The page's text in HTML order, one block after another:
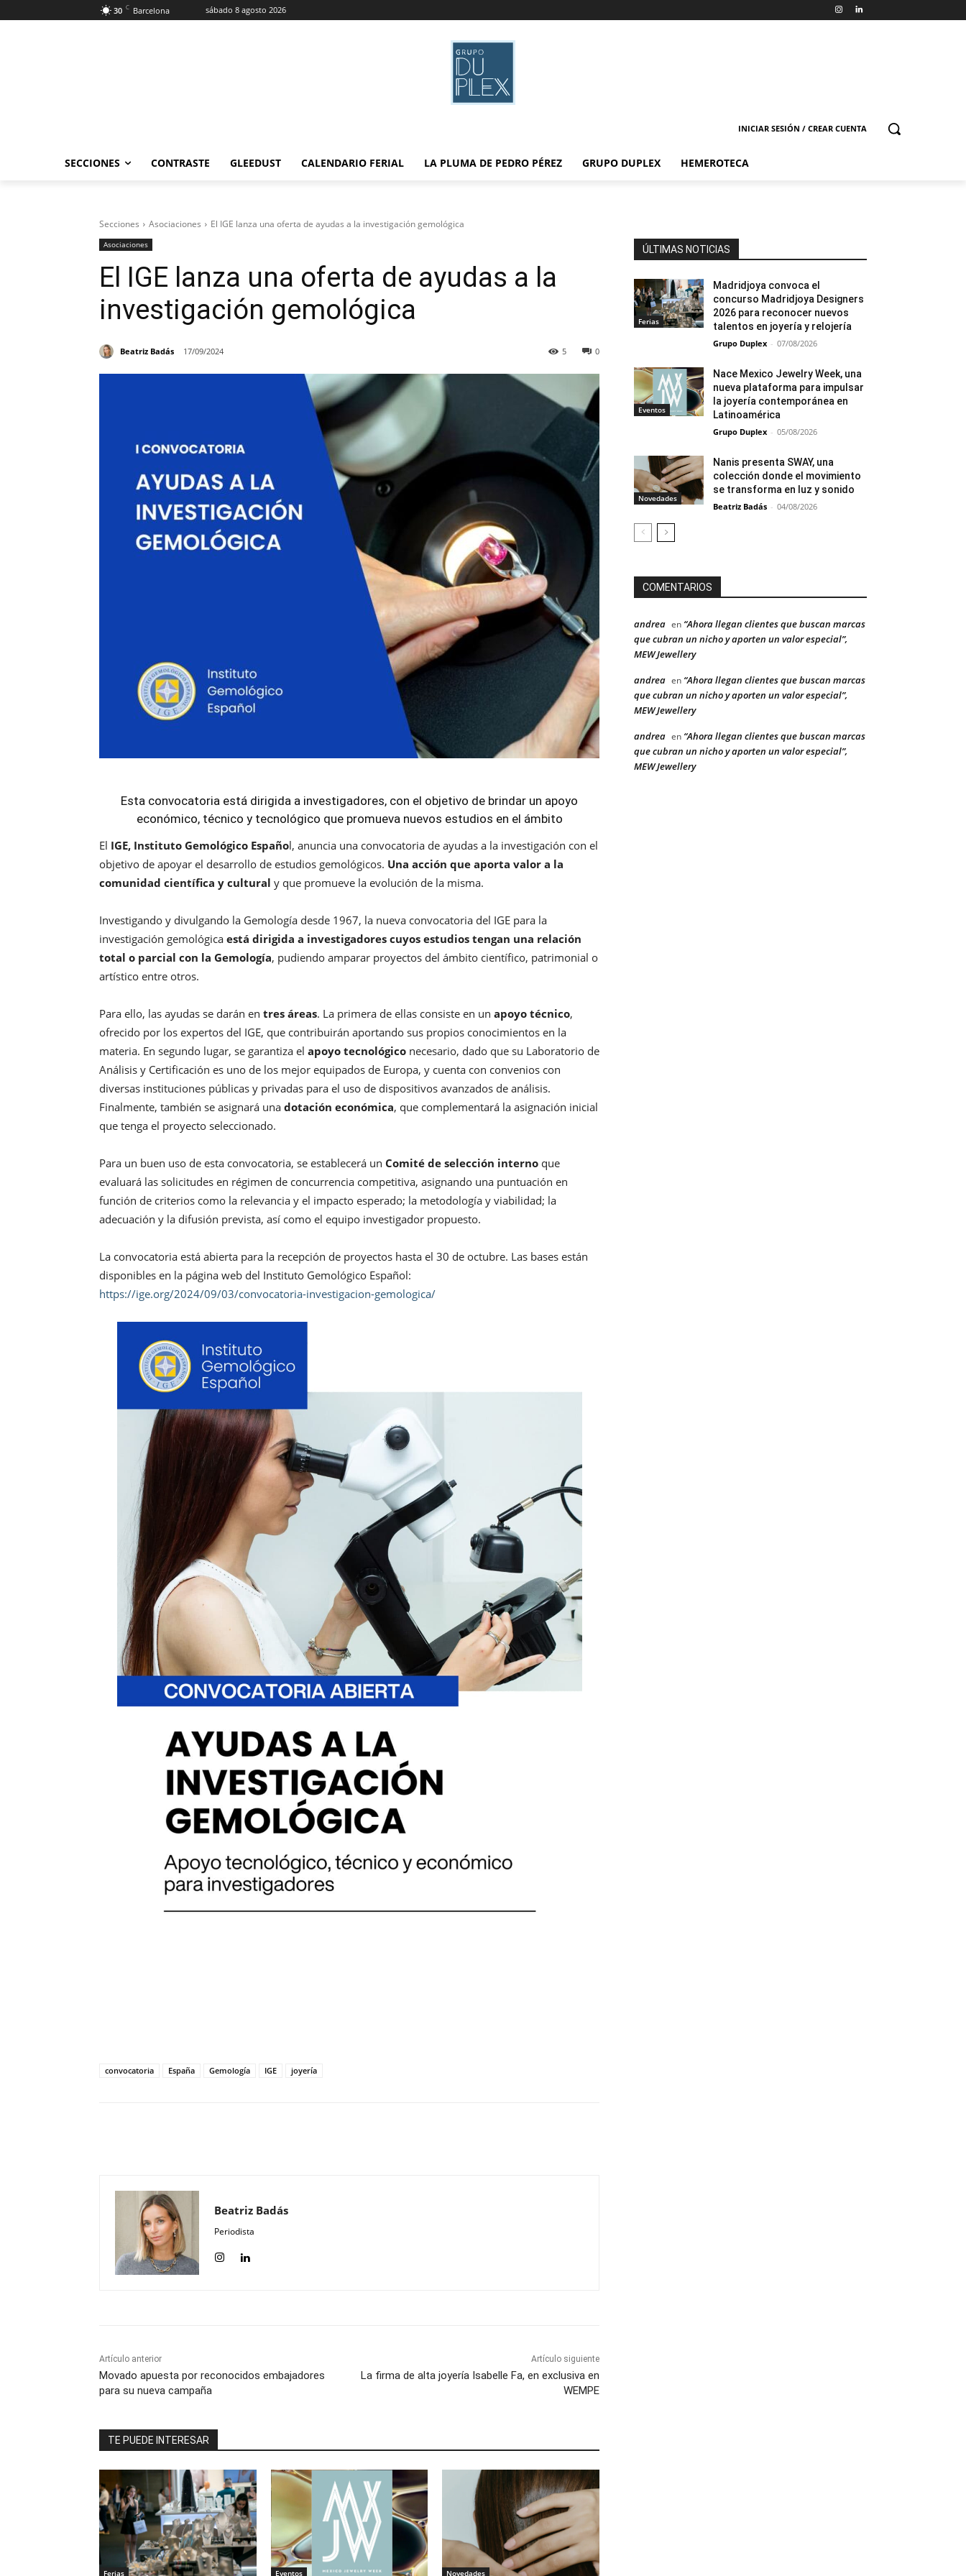
30 C Barcelona sábado 8 agosto 2026
INICIAR SESIÓN / CREAR CUENTA
SECCIONES CONTRASTE GLEEDUST CALENDARIO FERIAL LA PLUMA DE PEDRO PÉREZ GRUPO DUPLEX HEMEROTECA
Secciones Asociaciones El IGE lanza una oferta de ayudas a la investigación gemológica
Asociaciones
El IGE lanza una oferta de ayudas a la
investigación gemológica
Beatriz Badás 17/09/2024 0
5
Esta convocatoria está dirigida a investigadores, con el objetivo de brindar un apoyo
económico, técnico y tecnológico que promueva nuevos estudios en el ámbito
El IGE, Instituto Gemológico Español, anuncia una convocatoria de ayudas a la investigación con el
objetivo de apoyar el desarrollo de estudios gemológicos. Una acción que aporta valor a la
comunidad científica y cultural y que promueve la evolución de la misma.
Investigando y divulgando la Gemología desde 1967, la nueva convocatoria del IGE para la
investigación gemológica está dirigida a investigadores cuyos estudios tengan una relación
total o parcial con la Gemología, pudiendo amparar proyectos del ámbito científico, patrimonial o
artístico entre otros.
Para ello, las ayudas se darán en tres áreas. La primera de ellas consiste en un apoyo técnico,
ofrecido por los expertos del IGE, que contribuirán aportando sus propios conocimientos en la
materia. En segundo lugar, se garantiza el apoyo tecnológico necesario, dado que su Laboratorio de
Análisis y Certificación es uno de los mejor equipados de Europa, y cuenta con convenios con
diversas instituciones públicas y privadas para el uso de dispositivos avanzados de análisis.
Finalmente, también se asignará una dotación económica, que complementará la asignación inicial
que tenga el proyecto seleccionado.
Para un buen uso de esta convocatoria, se establecerá un Comité de selección interno que
evaluará las solicitudes en régimen de concurrencia competitiva, asignando una puntuación en
función de criterios como la relevancia y el impacto esperado; la metodología y viabilidad; la
adecuación y la difusión prevista, así como el equipo investigador propuesto.
La convocatoria está abierta para la recepción de proyectos hasta el 30 de octubre. Las bases están
disponibles en la página web del Instituto Gemológico Español:
https://ige.org/2024/09/03/convocatoria-investigacion-gemologica/
convocatoria España Gemología IGE joyería
Beatriz Badás
Periodista
Artículo anterior
Movado apuesta por reconocidos embajadores
para su nueva campaña
Artículo siguiente
La firma de alta joyería Isabelle Fa, en exclusiva en
WEMPE
TE PUEDE INTERESAR
Ferias Eventos Novedades
ÚLTIMAS NOTICIAS
Ferias
Madridjoya convoca el
concurso Madridjoya Designers
2026 para reconocer nuevos
talentos en joyería y relojería
Grupo Duplex - 07/08/2026
Eventos
Nace Mexico Jewelry Week, una
nueva plataforma para impulsar
la joyería contemporánea en
Latinoamérica
Grupo Duplex - 05/08/2026
Novedades
Nanis presenta SWAY, una
colección donde el movimiento
se transforma en luz y sonido
Beatriz Badás - 04/08/2026
COMENTARIOS
andrea en “Ahora llegan clientes que buscan marcas
que cubran un nicho y aporten un valor especial”,
MEW Jewellery
andrea en “Ahora llegan clientes que buscan marcas
que cubran un nicho y aporten un valor especial”,
MEW Jewellery
andrea en “Ahora llegan clientes que buscan marcas
que cubran un nicho y aporten un valor especial”,
MEW Jewellery